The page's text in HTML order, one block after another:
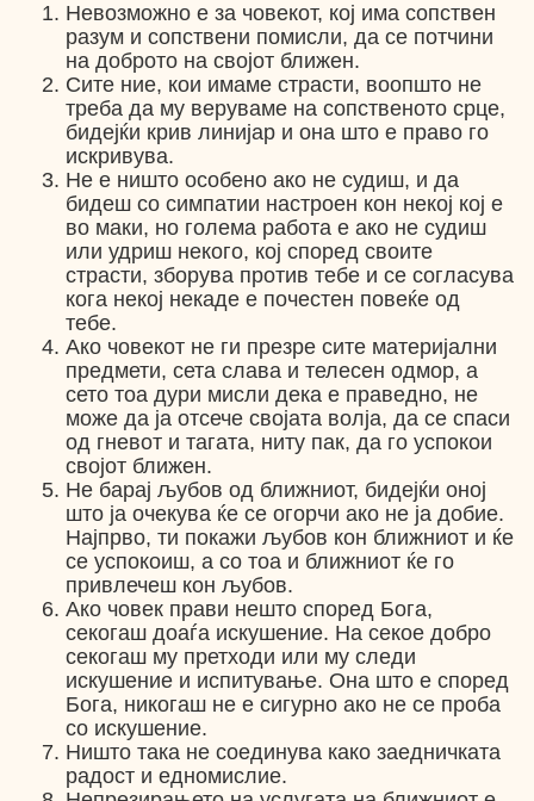
Невозможно е за човекот, кој има сопствен
разум и сопствени помисли, да се потчини
на доброто на својот ближен.
Сите ние, кои имаме страсти, воопшто не
треба да му веруваме на сопственото срце,
бидејќи крив линијар и она што е право го
искривува.
Не е ништо особено ако не судиш, и да
бидеш со симпатии настроен кон некој кој е
во маки, но голема работа е ако не судиш
или удриш некого, кој според своите
страсти, зборува против тебе и се согласува
кога некој некаде е почестен повеќе од
тебе.
Ако човекот не ги презре сите материјални
предмети, сета слава и телесен одмор, а
сето тоа дури мисли дека е праведно, не
може да ја отсече својата волја, да се спаси
од гневот и тагата, ниту пак, да го успокои
својот ближен.
Не барај љубов од ближниот, бидејќи оној
што ја очекува ќе се огорчи ако не ја добие.
Најпрво, ти покажи љубов кон ближниот и ќе
се успокоиш, а со тоа и ближниот ќе го
привлечеш кон љубов.
Ако човек прави нешто според Бога,
секогаш доаѓа искушение. На секое добро
секогаш му претходи или му следи
искушение и испитување. Она што е според
Бога, никогаш не е сигурно ако не се проба
со искушение.
Ништо така не соединува како заедничката
радост и едномислие.